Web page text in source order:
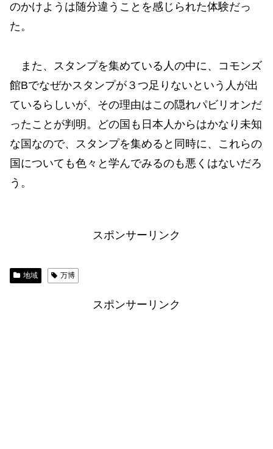
のかけようは随分違うことを感じられた体験だっ
た。
また、スタンプを集めている人の中に、コモンズ
館Bでなぜかスタンプが３つ足りないという人が出
ているらしいが、その理由はこの隠れパビリオンだ
ったことが判明。どの国も日本人からはかなり未知
な国なので、スタンプを集めると同時に、これらの
国についても色々と学んでみるのも悪くはないだろ
う。
スポンサーリンク
地域 万博
スポンサーリンク